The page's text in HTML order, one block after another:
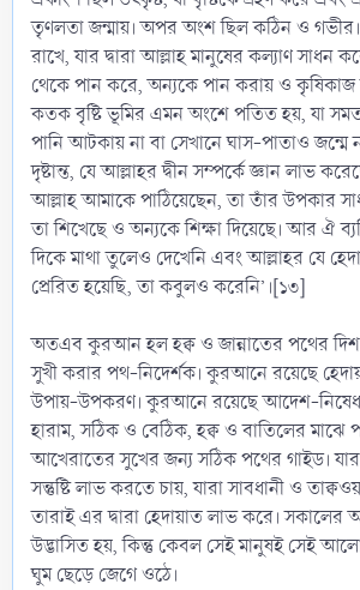
তৃণলতা জন্মায়। অপর অংশ ছিল কঠিন ও
রাখে, যার দ্বারা আল্লাহ মানুষের কল্যাণ সাধন
থেকে পান করে, অন্যকে পান করায় ও কৃষিকাজ
কতক বৃষ্টি ভূমির এমন অংশে পতিত হয়, যা
পানি আটকায় না বা সেখানে ঘাস-পাতাও জন্মে
দৃষ্টান্ত, যে আল্লাহর দ্বীন সম্পর্কে জ্ঞান লাভ
আল্লাহ আমাকে পাঠিয়েছেন, তা তাঁর উপকার
তা শিখেছে ও অন্যকে শিক্ষা দিয়েছে। আর ঐ
দিকে মাথা তুলেও দেখেনি এবং আল্লাহর যে
প্রেরিত হয়েছি, তা কবুলও করেনি’।[১৩]
অতএব কুরআন হল হক্ব ও জান্নাতের পথের
সুখী করার পথ-নিদের্শক। কুরআনে রয়েছে
উপায়-উপকরণ। কুরআনে রয়েছে আদেশ-
হারাম, সঠিক ও বেঠিক, হক্ব ও বাতিলের মাঝে
আখেরাতের সুখের জন্য সঠিক পথের গাইড।
সন্তুষ্টি লাভ করতে চায়, যারা সাবধানী ও
তারাই এর দ্বারা হেদায়াত লাভ করে।
উদ্ভাসিত হয়, কিন্তু কেবল সেই মানুষই সেই
ঘুম ছেড়ে জেগে ওঠে।